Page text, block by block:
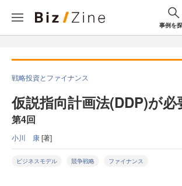
事例を
戦略投資とファイナンス
仮説指向計画法(DDP)が必
第4回
小川 康[著]
ビジネスモデル 競争戦略 ファイナンス